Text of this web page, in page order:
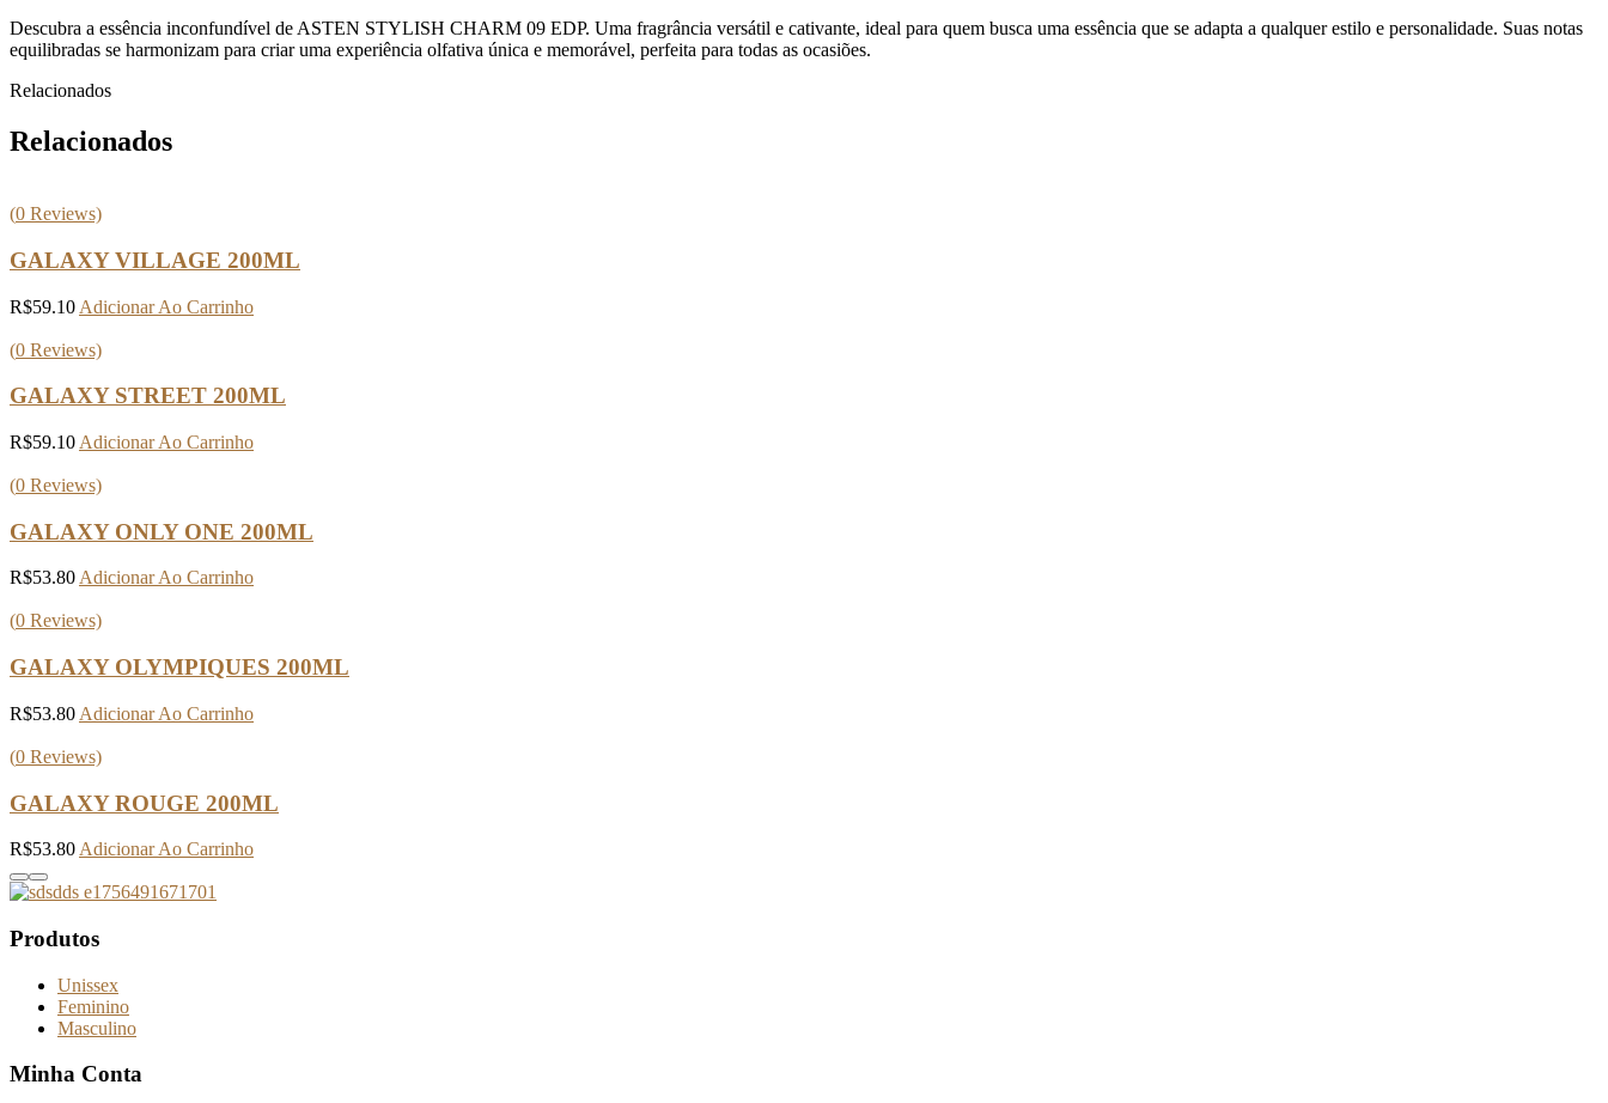
EDP
Descubra a essência inconfundível de ASTEN STYLISH CHARM 09 EDP. Uma fragrância versátil e cativante, ideal para quem busca uma essência que se adapta a qualquer estilo e personalidade. Suas notas
equilibradas se harmonizam para criar uma experiência olfativa única e memorável, perfeita para todas as ocasiões.
Relacionados
Relacionados
(0 Reviews)
GALAXY VILLAGE 200ML
R$59.10 Adicionar Ao Carrinho
(0 Reviews)
GALAXY STREET 200ML
R$59.10 Adicionar Ao Carrinho
(0 Reviews)
GALAXY ONLY ONE 200ML
R$53.80 Adicionar Ao Carrinho
(0 Reviews)
GALAXY OLYMPIQUES 200ML
R$53.80 Adicionar Ao Carrinho
(0 Reviews)
GALAXY ROUGE 200ML
R$53.80 Adicionar Ao Carrinho
Produtos
Unissex
Feminino
Masculino
Minha Conta